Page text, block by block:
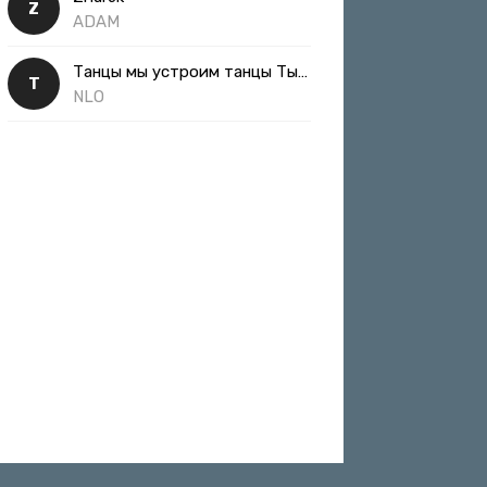
Z
ADAM
Т
Танцы мы устроим танцы Ты такая классная
NLO